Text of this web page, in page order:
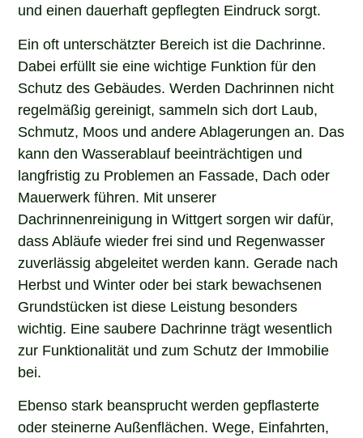
und einen dauerhaft gepflegten Eindruck sorgt.
Ein oft unterschätzter Bereich ist die Dachrinne.
Dabei erfüllt sie eine wichtige Funktion für den
Schutz des Gebäudes. Werden Dachrinnen nicht
regelmäßig gereinigt, sammeln sich dort Laub,
Schmutz, Moos und andere Ablagerungen an. Das
kann den Wasserablauf beeinträchtigen und
langfristig zu Problemen an Fassade, Dach oder
Mauerwerk führen. Mit unserer
Dachrinnenreinigung in Wittgert sorgen wir dafür,
dass Abläufe wieder frei sind und Regenwasser
zuverlässig abgeleitet werden kann. Gerade nach
Herbst und Winter oder bei stark bewachsenen
Grundstücken ist diese Leistung besonders
wichtig. Eine saubere Dachrinne trägt wesentlich
zur Funktionalität und zum Schutz der Immobilie
bei.
Ebenso stark beansprucht werden gepflasterte
oder steinerne Außenflächen. Wege, Einfahrten,